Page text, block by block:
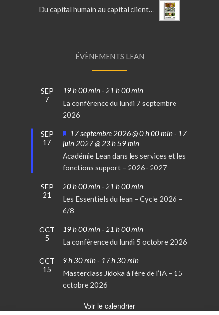
Du capital humain au capital client - Lean en France Vol 2
ÉVÈNEMENTS LEAN
SEP
7
19 h 00 min- 21 h 00 min
La conférence du lundi 7 septembre
2026
SEP
17
Mis
en
avant
17 septembre 2026 @ 0 h 00 min- 17
juin 2027 @ 23 h 59 min
Académie Lean dans les services et les
fonctions support – 2026- 2027
SEP
21
20 h 00 min- 21 h 00 min
Les Essentiels du lean – Cycle 2026 –
6/8
OCT
5
19 h 00 min- 21 h 00 min
La conférence du lundi 5 octobre 2026
OCT
15
9 h 30 min- 17 h 30 min
Masterclass Jidoka à l’ère de l’IA – 15
octobre 2026
Voir le calendrier